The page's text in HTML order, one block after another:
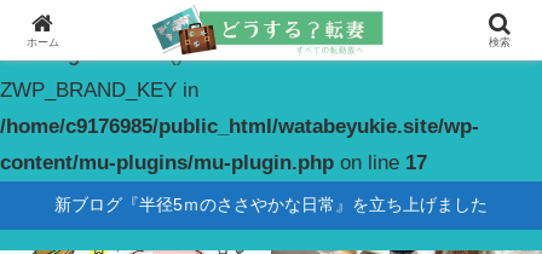
Warning
: constant(): Couldn't find constant
ZWP_BRAND_KEY in
/home/c9176985/public_html/watabeyukie.site/wp-
content/mu-plugins/mu-plugin.php on line 17
新ブログ『半径5ｍのささやかな日常』を立ち上げました
ホーム 検索